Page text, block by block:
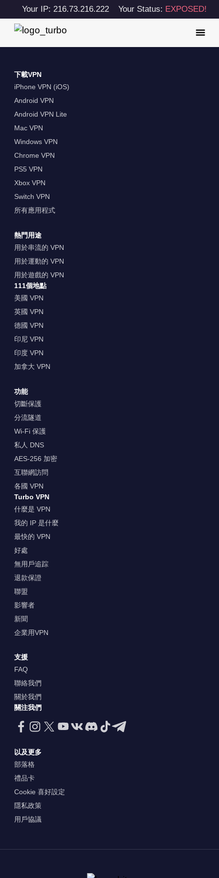
Your IP: 216.73.216.222 Your Status: EXPOSED!
下載VPN
iPhone VPN (iOS)
Android VPN
Android VPN Lite
Mac VPN
Windows VPN
Chrome VPN
PS5 VPN
Xbox VPN
Switch VPN
所有應用程式
熱門用途
用於串流的 VPN
用於運動的 VPN
用於遊戲的 VPN
111個地點
美國 VPN
英國 VPN
德國 VPN
印尼 VPN
印度 VPN
加拿大 VPN
功能
切斷保護
分流隧道
Wi-Fi 保護
私人 DNS
AES-256 加密
互聯網訪問
各國 VPN
Turbo VPN
什麼是 VPN
我的 IP 是什麼
最快的 VPN
好處
無用戶追踪
退款保證
聯盟
影響者
新聞
企業用VPN
支援
FAQ
聯絡我們
關於我們
關注我們
以及更多
部落格
禮品卡
Cookie 喜好設定
隱私政策
用戶協議